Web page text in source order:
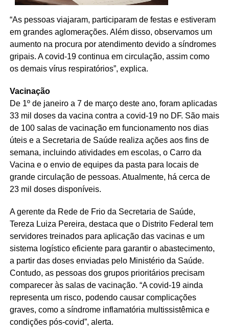
“As pessoas viajaram, participaram de festas e estiveram
em grandes aglomerações. Além disso, observamos um
aumento na procura por atendimento devido a síndromes
gripais. A covid-19 continua em circulação, assim como
os demais vírus respiratórios”, explica.
Vacinação
De 1º de janeiro a 7 de março deste ano, foram aplicadas
33 mil doses da vacina contra a covid-19 no DF. São mais
de 100 salas de vacinação em funcionamento nos dias
úteis e a Secretaria de Saúde realiza ações aos fins de
semana, incluindo atividades em escolas, o Carro da
Vacina e o envio de equipes da pasta para locais de
grande circulação de pessoas. Atualmente, há cerca de
23 mil doses disponíveis.
A gerente da Rede de Frio da Secretaria de Saúde,
Tereza Luiza Pereira, destaca que o Distrito Federal tem
servidores treinados para aplicação das vacinas e um
sistema logístico eficiente para garantir o abastecimento,
a partir das doses enviadas pelo Ministério da Saúde.
Contudo, as pessoas dos grupos prioritários precisam
comparecer às salas de vacinação. “A covid-19 ainda
representa um risco, podendo causar complicações
graves, como a síndrome inflamatória multissistêmica e
condições pós-covid”, alerta.